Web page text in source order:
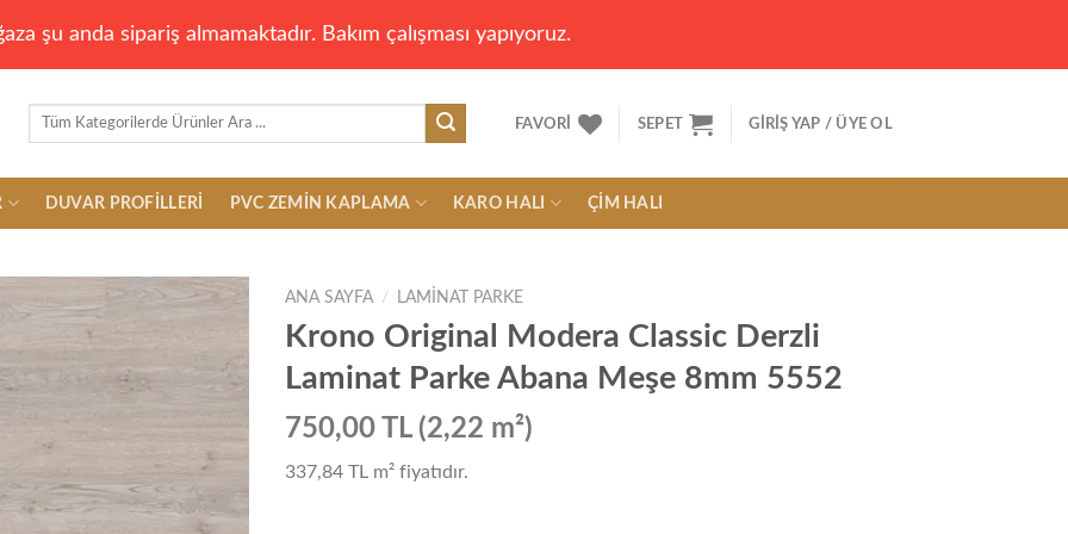
şu anda sipariş almamaktadır. Bakım çalışması yapıyoruz.
Ara:
FAVORI SEPET GIRIŞ YAP / ÜYE OL
DUVAR PROFILLERI PVC ZEMIN KAPLAMA KARO HALI ÇIM HALI
wishlist
ANA SAYFA / LAMINAT PARKE
Krono Original Modera Classic Derzli
Laminat Parke Abana Meşe 8mm 5552
750,00 TL (2,22 m²)
337,84 TL m² fiyatıdır.